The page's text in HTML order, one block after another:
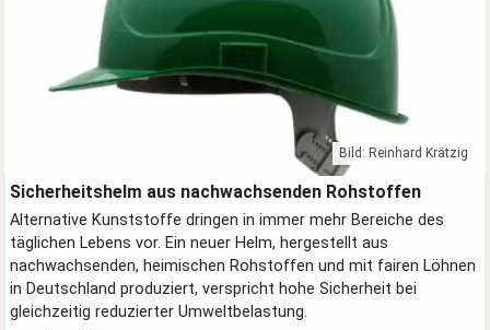
Grüner Sicherheitshelm ohne Erdöl
Bild: Reinhard Krätzig
Sicherheitshelm aus nachwachsenden Rohstoffen
Alternative Kunststoffe dringen in immer mehr Bereiche des
täglichen Lebens vor. Ein neuer Helm, hergestellt aus
nachwachsenden, heimischen Rohstoffen und mit fairen Löhnen
in Deutschland produziert, verspricht hohe Sicherheit bei
gleichzeitig reduzierter Umweltbelastung.